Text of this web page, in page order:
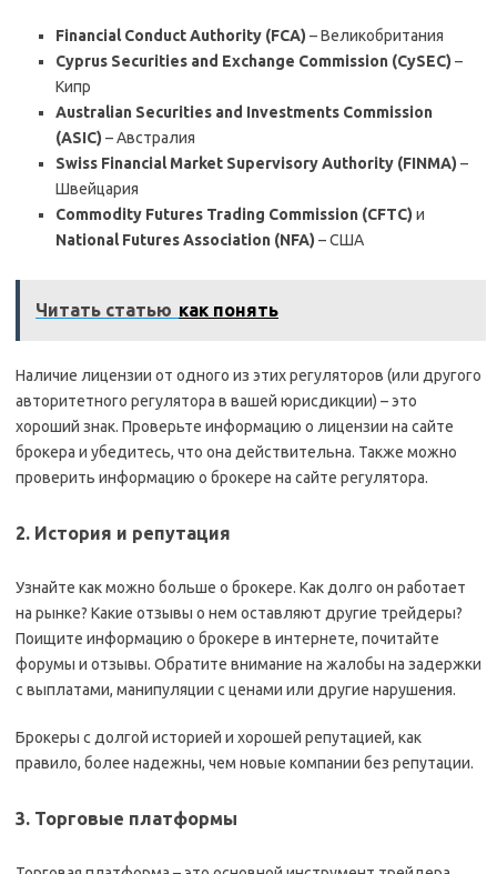
Financial Conduct Authority (FCA) – Великобритания
Cyprus Securities and Exchange Commission (CySEC) –
Кипр
Australian Securities and Investments Commission
(ASIC) – Австралия
Swiss Financial Market Supervisory Authority (FINMA) –
Швейцария
Commodity Futures Trading Commission (CFTC) и
National Futures Association (NFA) – США
Читать статью как понять
Наличие лицензии от одного из этих регуляторов (или другого
авторитетного регулятора в вашей юрисдикции) – это
хороший знак. Проверьте информацию о лицензии на сайте
брокера и убедитесь, что она действительна. Также можно
проверить информацию о брокере на сайте регулятора.
2. История и репутация
Узнайте как можно больше о брокере. Как долго он работает
на рынке? Какие отзывы о нем оставляют другие трейдеры?
Поищите информацию о брокере в интернете, почитайте
форумы и отзывы. Обратите внимание на жалобы на задержки
с выплатами, манипуляции с ценами или другие нарушения.
Брокеры с долгой историей и хорошей репутацией, как
правило, более надежны, чем новые компании без репутации.
3. Торговые платформы